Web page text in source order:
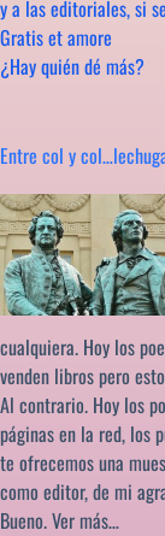
y a las editoriales, si
Gratis et amore
¿Hay quién dé más?
Entre col y
cualquiera. Hoy los
venden libros pero
Al contrario. Hoy los
páginas en la red, los
te ofrecemos una
como editor, de mi
Bueno.Ver más…